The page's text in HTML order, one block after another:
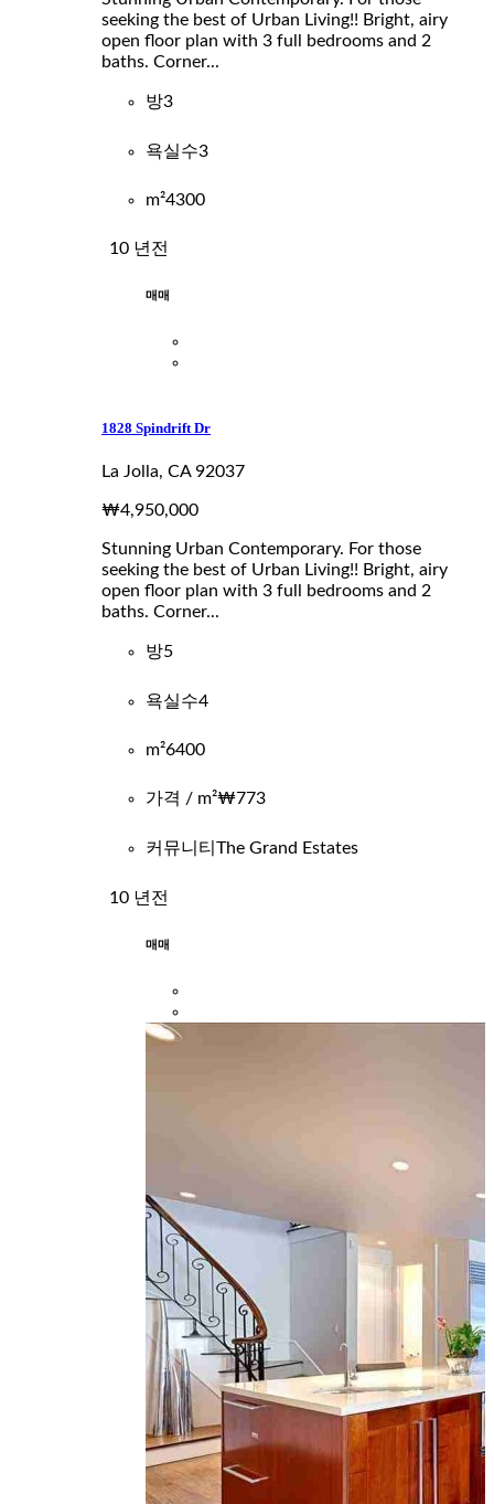
seeking the best of Urban Living!! Bright, airy
open floor plan with 3 full bedrooms and 2
baths. Corner...
방3
욕실수3
m²4300
10 년전
매매
1828 Spindrift Dr
La Jolla, CA 92037
₩4,950,000
Stunning Urban Contemporary. For those
seeking the best of Urban Living!! Bright, airy
open floor plan with 3 full bedrooms and 2
baths. Corner...
방5
욕실수4
m²6400
가격 / m²₩773
커뮤니티The Grand Estates
10 년전
매매